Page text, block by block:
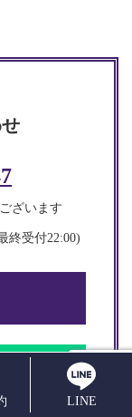
ざいます
終受付22:00)​​
LINE